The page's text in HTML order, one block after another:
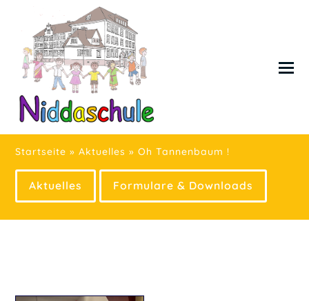
Startseite »Aktuelles »Oh Tannenbaum !
Aktuelles Formulare & Downloads